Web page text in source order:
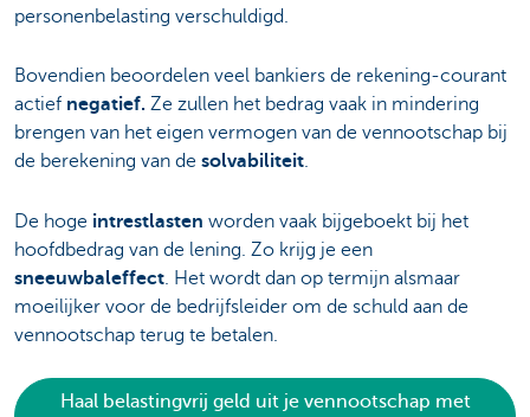
personenbelasting verschuldigd.
Bovendien beoordelen veel bankiers de rekening-courant
actief negatief. Ze zullen het bedrag vaak in mindering
brengen van het eigen vermogen van de vennootschap bij
de berekening van de solvabiliteit.
De hoge intrestlasten worden vaak bijgeboekt bij het
hoofdbedrag van de lening. Zo krijg je een
sneeuwbaleffect . Het wordt dan op termijn alsmaar
moeilijker voor de bedrijfsleider om de schuld aan de
vennootschap terug te betalen.
Haal belastingvrij geld uit je vennootschap met